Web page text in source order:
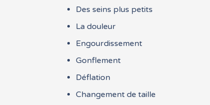
Des seins plus petits
La douleur
Engourdissement
Gonflement
Déflation
Changement de taille